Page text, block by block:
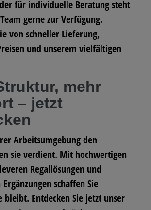
für individuelle Beratung steht
gerne zur Verfügung.
von schneller Lieferung,
und unserem vielfältigen
mehr
– jetzt
Arbeitsumgebung den
sie verdient. Mit hochwertigen
Regallösungen und
schaffen Sie
bleibt. Entdecken Sie jetzt unser